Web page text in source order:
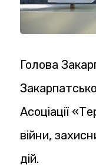
Голова
Асоціації
війни,
дій.